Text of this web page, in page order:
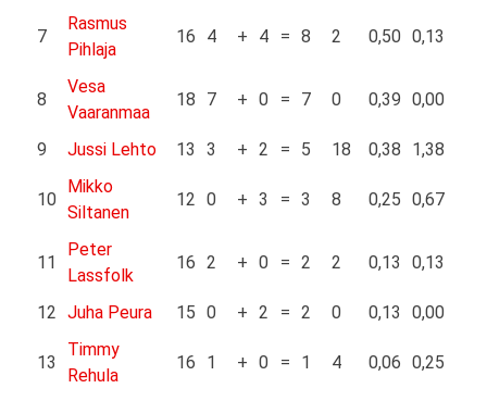
7
Rasmus
Pihlaja
16 4 + 4 = 8 2 0,50 0,13
8
Vesa
Vaaranmaa
18 7 + 0 = 7 0 0,39 0,00
9 Jussi Lehto 13 3 + 2 = 5 18 0,38 1,38
10
Mikko
Siltanen
12 0 + 3 = 3 8 0,25 0,67
11
Peter
Lassfolk
16 2 + 0 = 2 2 0,13 0,13
12 Juha Peura 15 0 + 2 = 2 0 0,13 0,00
13
Timmy
Rehula
16 1 + 0 = 1 4 0,06 0,25